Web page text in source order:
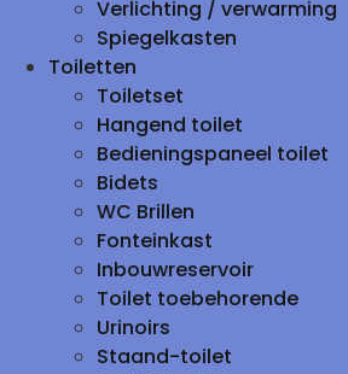
Verlichting / verwarming
Spiegelkasten
Toiletten
Toiletset
Hangend toilet
Bedieningspaneel toilet
Bidets
WC Brillen
Fonteinkast
Inbouwreservoir
Toilet toebehorende
Urinoirs
Staand-toilet